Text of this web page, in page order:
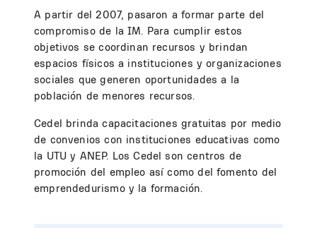
A partir del 2007, pasaron a formar parte del
compromiso de la IM. Para cumplir estos
objetivos se coordinan recursos y brindan
espacios físicos a instituciones y organizaciones
sociales que generen oportunidades a la
población de menores recursos.
Cedel brinda capacitaciones gratuitas por medio
de convenios con instituciones educativas como
la UTU y ANEP. Los Cedel son centros de
promoción del empleo así como del fomento del
emprendedurismo y la formación.